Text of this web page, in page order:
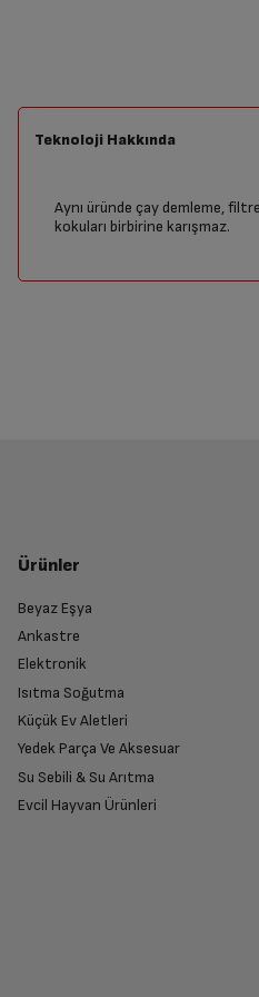
Teknoloji Hakkında
Aynı üründe çay demleme,
kokuları birbirine karışmaz.
Ürünler
Beyaz Eşya
Ankastre
Elektronik
Isıtma Soğutma
Küçük Ev Aletleri
Yedek Parça Ve Aksesuar
Su Sebili & Su Arıtma
Evcil Hayvan Ürünleri